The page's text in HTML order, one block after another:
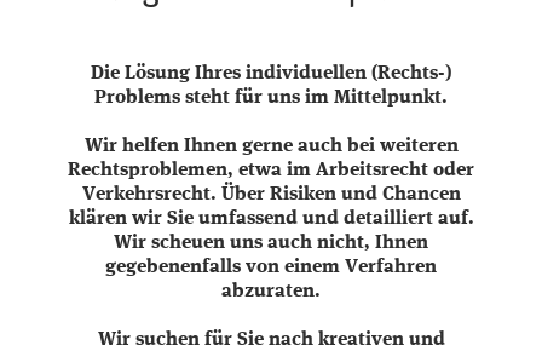
Die Lösung Ihres individuellen (Rechts-)
Problems steht für uns im Mittelpunkt.
Wir helfen Ihnen gerne auch bei weiteren
Rechtsproblemen, etwa im Arbeitsrecht oder
Verkehrsrecht. Über Risiken und Chancen
klären wir Sie umfassend und detailliert auf.
Wir scheuen uns auch nicht, Ihnen
gegebenenfalls von einem Verfahren
abzuraten.
Wir suchen für Sie nach kreativen und